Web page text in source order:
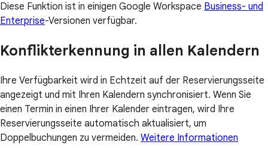
Diese Funktion ist in einigen Google Workspace Business- und
Enterprise-Versionen verfügbar.
Konflikterkennung in allen Kalendern
Ihre Verfügbarkeit wird in Echtzeit auf der Reservierungsseite
angezeigt und mit Ihren Kalendern synchronisiert. Wenn Sie
einen Termin in einen Ihrer Kalender eintragen, wird Ihre
Reservierungsseite automatisch aktualisiert, um
Doppelbuchungen zu vermeiden. Weitere Informationen